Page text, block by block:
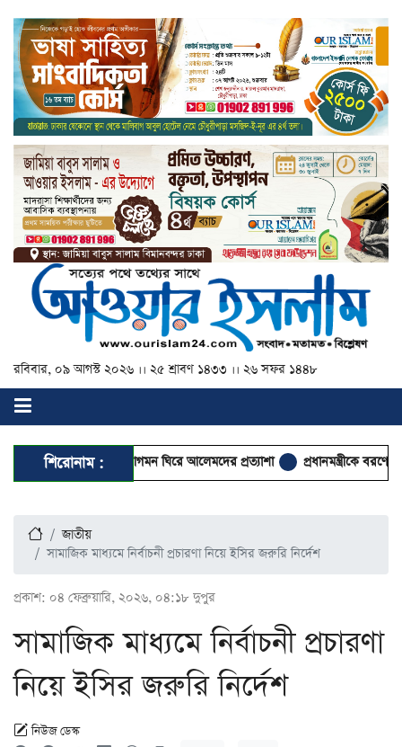
রবিবার, ০৯ আগস্ট ২০২৬ ।। ২৫ শ্রাবণ ১৪৩৩ ।। ২৬ সফর ১৪৪৮
শিরোনাম :
মাদরাসায় আগমন ঘিরে আলেমদের প্রত্যাশা প্রধানমন্ত্রীকে বরণে প্রস্তুত
জাতীয়
সামাজিক মাধ্যমে নির্বাচনী প্রচারণা নিয়ে ইসির জরুরি নির্দেশ
প্রকাশ: ০৪ ফেব্রুয়ারি, ২০২৬, ০৪:১৮ দুপুর
সামাজিক মাধ্যমে নির্বাচনী প্রচারণা
নিয়ে ইসির জরুরি নির্দেশ
নিউজ ডেস্ক